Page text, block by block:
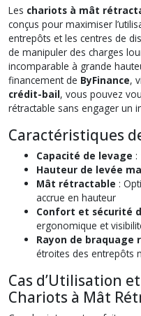
Les chariots à mât
conçus pour maximiser
entrepôts et les centres de
de manipuler des charges
incomparable à grande
financement de ByFinance,
crédit-bail, vous pouvez
rétractable sans engager un
Caractéristiques
Capacité de levage :
Hauteur de levée
Mât rétractable :
accrue en hauteur
Confort et sécurité
ergonomique et
Rayon de braquage
étroites des entrepôts
Cas d’Utilisation
Chariots à Mât